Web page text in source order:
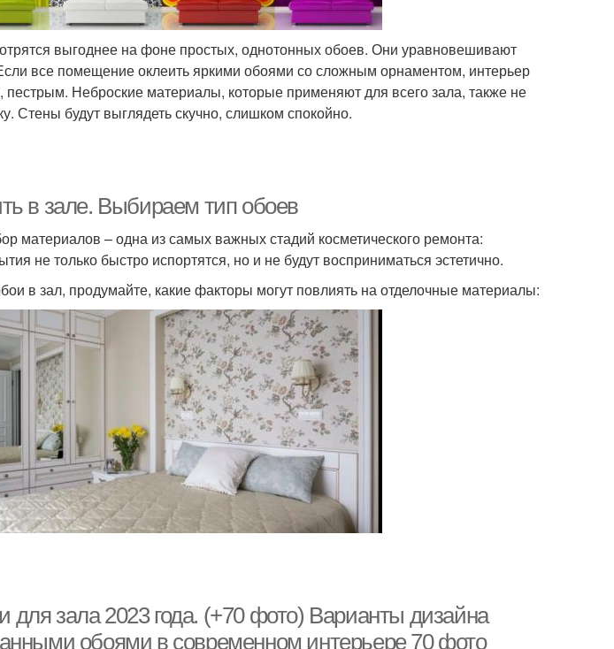
выгоднее на фоне простых, однотонных обоев. Они уравновешивают
все помещение оклеить яркими обоями со сложным орнаментом, интерьер
Неброские материалы, которые применяют для всего зала, также не
Стены будут выглядеть скучно, слишком спокойно.
в зале. Выбираем тип обоев
материалов – одна из самых важных стадий косметического ремонта:
не только быстро испортятся, но и не будут восприниматься эстетично.
в зал, продумайте, какие факторы могут повлиять на отделочные материалы:
зала 2023 года. (+70 фото) Варианты дизайна
обоями в современном интерьере 70 фото